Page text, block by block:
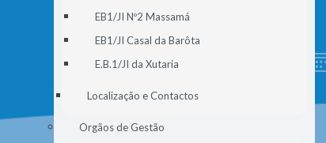
EB1/JI Nº2 Massamá
EB1/JI Casal da Barôta
E.B.1/JI da Xutaria
Localização e Contactos
Orgãos de Gestão